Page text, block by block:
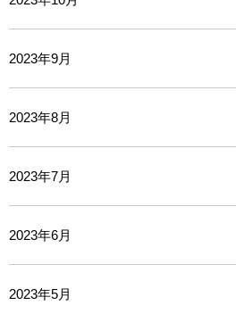
2023年9月
2023年8月
2023年7月
2023年6月
2023年5月